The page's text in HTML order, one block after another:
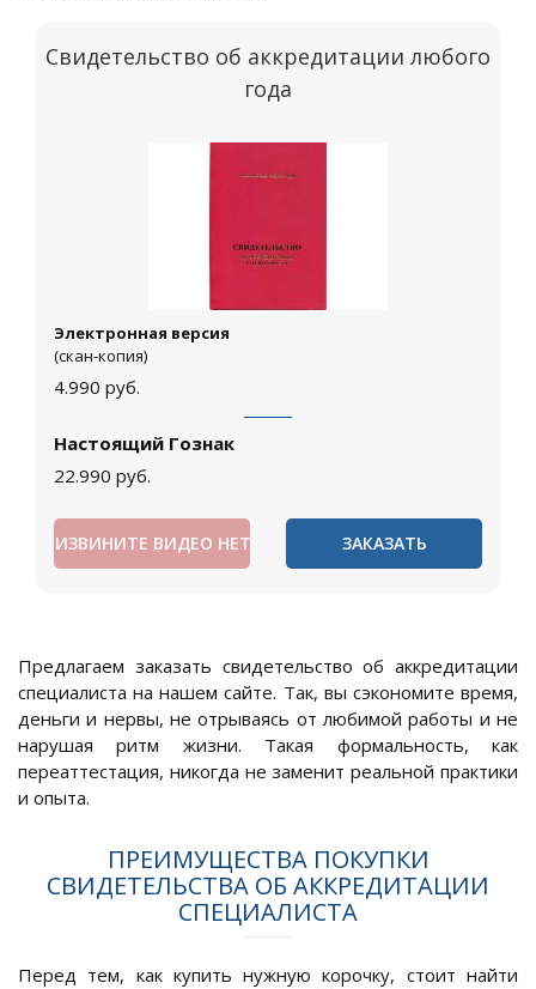
Свидетельство об аккредитации любого
года
Электронная версия
(скан-копия)
4.990 руб.
Настоящий Гознак
22.990 руб.
ИЗВИНИТЕ ВИДЕО НЕТ ЗАКАЗАТЬ
Предлагаем заказать свидетельство об аккредитации
специалиста на нашем сайте. Так, вы сэкономите время,
деньги и нервы, не отрываясь от любимой работы и не
нарушая ритм жизни. Такая формальность, как
переаттестация, никогда не заменит реальной практики
и опыта.
ПРЕИМУЩЕСТВА ПОКУПКИ
СВИДЕТЕЛЬСТВА ОБ АККРЕДИТАЦИИ
СПЕЦИАЛИСТА
Перед тем, как купить нужную корочку, стоит найти